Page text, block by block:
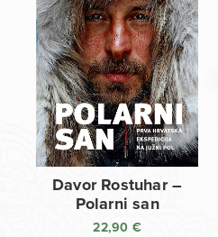
Davor Rostuhar –
Polarni san
22,90 €